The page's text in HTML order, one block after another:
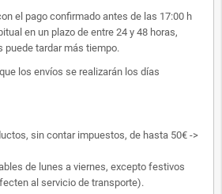
el pago confirmado antes de las 17:00 h
en un plazo de entre 24 y 48 horas,
puede tardar más tiempo.
los envíos se realizarán los días
sin contar impuestos, de hasta 50€ ->
de lunes a viernes, excepto festivos
al servicio de transporte).